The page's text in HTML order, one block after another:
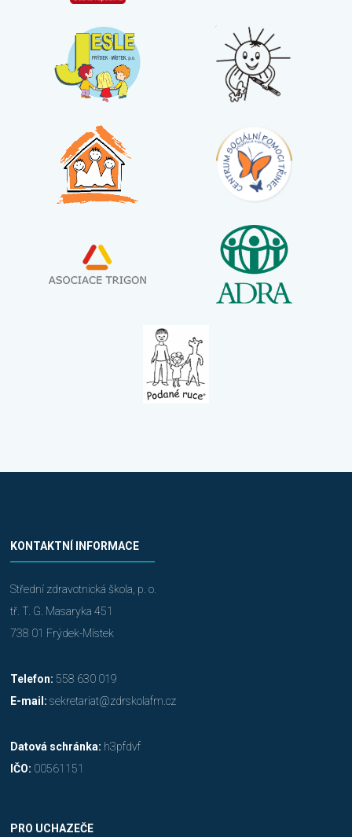
KONTAKTNÍ INFORMACE
Střední zdravotnická škola, p. o.
tř. T. G. Masaryka 451
738 01 Frýdek-Místek
Telefon: 558 630 019
E-mail: sekretariat@zdrskolafm.cz
Datová schránka: h3pfdvf
IČO: 00561151
PRO UCHAZEČE